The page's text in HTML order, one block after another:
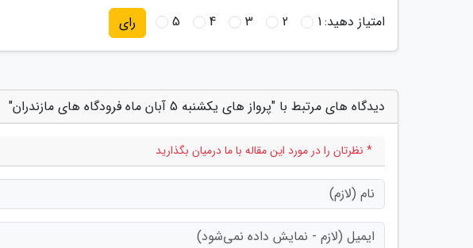
امتیاز دهید:1
2
3
4
5 رای
دیدگاه های مرتبط با "پرواز های یکشنبه 5 آبان ماه فرودگاه های مازندران"
* نظرتان را در مورد این مقاله با ما درمیان بگذارید